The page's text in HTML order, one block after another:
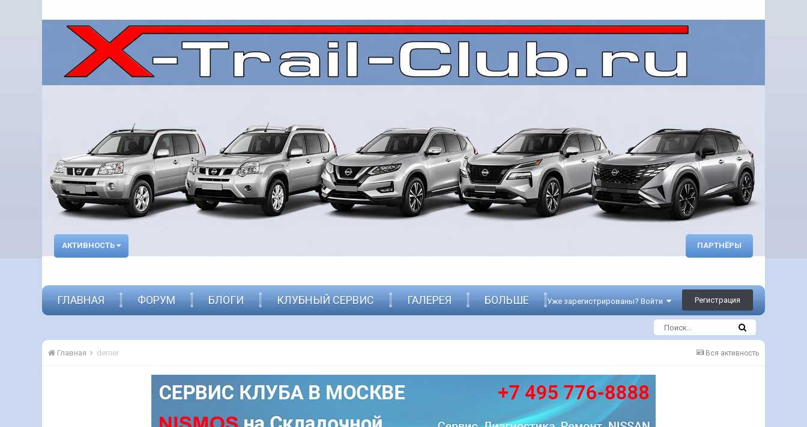
АКТИВНОСТЬ ПАРТНЁРЫ
Уже зарегистрированы? Войти Регистрация
ГЛАВНАЯ ФОРУМ БЛОГИ КЛУБНЫЙ СЕРВИС ГАЛЕРЕЯ БОЛЬШЕ
Вся активность
Главная derner